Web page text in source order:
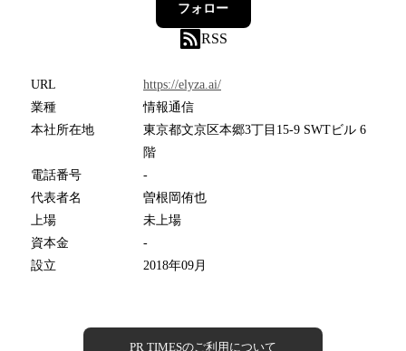
フォロー
RSS
URL
https://elyza.ai/
業種
情報通信
本社所在地
東京都文京区本郷3丁目15-9 SWTビル 6
階
電話番号
-
代表者名
曽根岡侑也
上場
未上場
資本金
-
設立
2018年09月
PR TIMESのご利用について